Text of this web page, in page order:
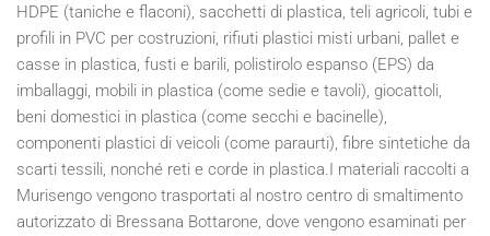
HDPE (taniche e flaconi), sacchetti di plastica, teli agricoli, tubi e
profili in PVC per costruzioni, rifiuti plastici misti urbani, pallet e
casse in plastica, fusti e barili, polistirolo espanso (EPS) da
imballaggi, mobili in plastica (come sedie e tavoli), giocattoli,
beni domestici in plastica (come secchi e bacinelle),
componenti plastici di veicoli (come paraurti), fibre sintetiche da
scarti tessili, nonché reti e corde in plastica.I materiali raccolti a
Murisengo vengono trasportati al nostro centro di smaltimento
autorizzato di Bressana Bottarone, dove vengono esaminati per